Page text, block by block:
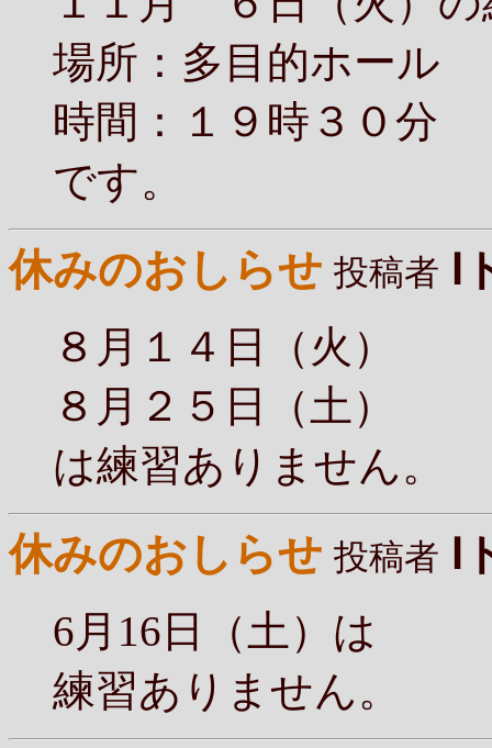
場所：多目的ホール
時間：１９時３０分
です。
休みのおしらせ 投稿者
８月１４日（火）
８月２５日（土）
は練習ありません。
休みのおしらせ 投稿者
6月16日（土）は
練習ありません。